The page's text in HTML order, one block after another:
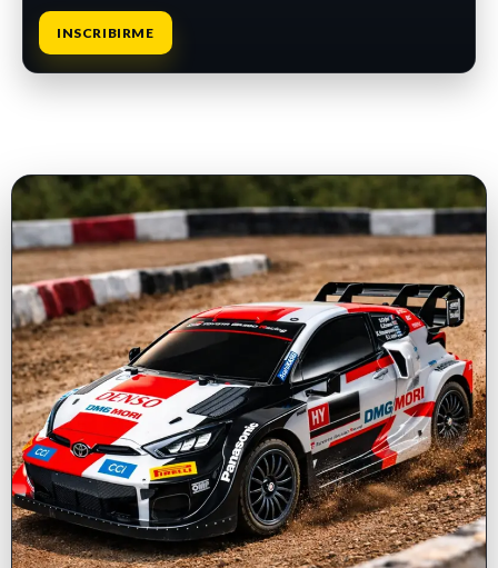
INSCRIBIRME